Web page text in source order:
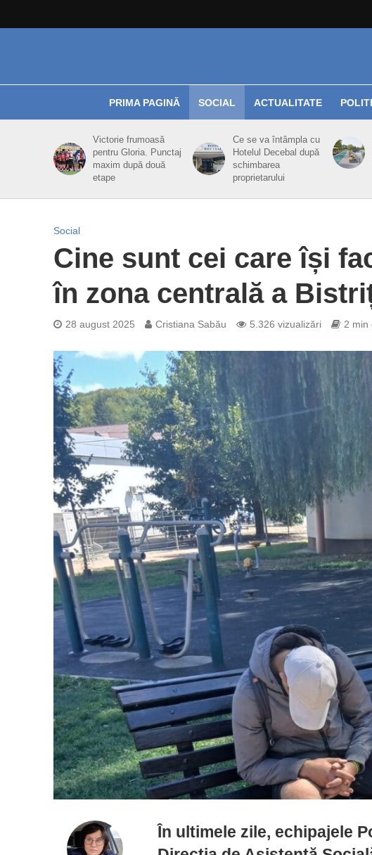
PRIMA PAGINĂ SOCIAL ACTUALITATE
Victorie frumoasă
pentru Gloria. Punctaj
maxim după două
etape
Ce se va întâmpla cu
Hotelul Decebal după
schimbarea
proprietarului
Social
Cine sunt cei care își
în zona centrală a
28 august 2025 Cristiana Sabău 5.326 vizualizări 2 min
În ultimele zile, echipajele